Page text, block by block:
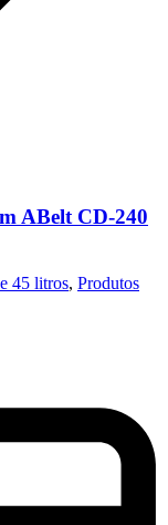
ABelt CD-240
45 litros, Produtos